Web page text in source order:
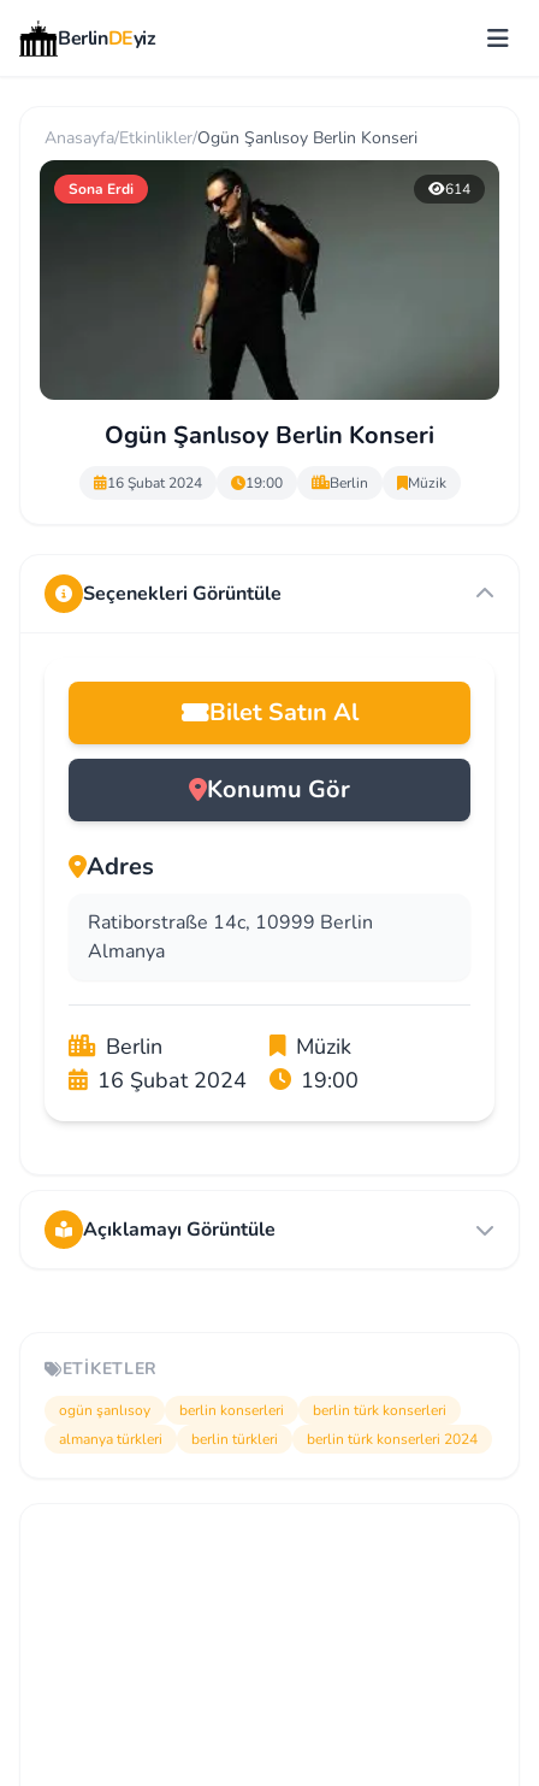
BerlinDEyiz
Anasayfa/Etkinlikler/Ogün Şanlısoy Berlin Konseri
Sona Erdi 614
Ogün Şanlısoy Berlin Konseri
16 Şubat 2024 19:00 Berlin Müzik
Seçenekleri Görüntüle
Bilet Satın Al
Konumu Gör
Adres
Ratiborstraße 14c, 10999 Berlin
Almanya
Berlin
Müzik
16 Şubat 2024
19:00
Açıklamayı Görüntüle
ETIKETLER
ogün şanlısoy berlin konserleri
berlin türk konserleri
almanya türkleri
berlin türkleri berlin türk konserleri 2024